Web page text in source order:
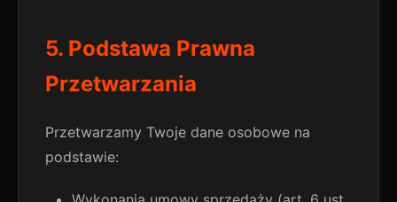
5. Podstawa Prawna
Przetwarzania
Przetwarzamy Twoje dane osobowe na
podstawie: